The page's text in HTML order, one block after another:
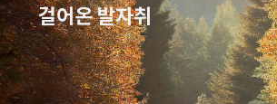
걸어온 발자취